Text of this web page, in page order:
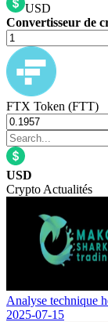
USD
Convertisseur de
FTX Token (FTT)
USD
Crypto Actualités
Analyse technique
2025-07-15